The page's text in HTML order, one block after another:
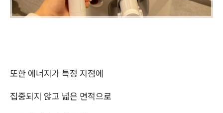
또한 에너지가 특정 지점에
집중되지 않고 넓은 면적으로